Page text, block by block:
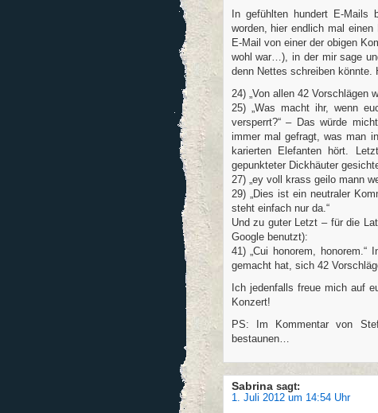
In gefühlten hundert E-Mails
worden, hier endlich mal
E-Mail von einer der obigen
wohl war…), in der mir sage
denn Nettes schreiben könnte.
24) „Von allen 42 Vorschlägen
25) „Was macht ihr, wenn
versperrt?“ – Das würde
immer mal gefragt, was man
karierten Elefanten hört.
gepunkteter Dickhäuter
27) „ey voll krass geilo mann
29) „Dies ist ein neutraler
steht einfach nur da.“
Und zu guter Letzt – für die
Google benutzt):
41) „Cui honorem,
gemacht hat, sich 42
Ich jedenfalls freue mich auf
Konzert!
PS: Im Kommentar von
bestaunen…
Sabrina sagt:
1. Juli 2012 um 14:54 Uhr